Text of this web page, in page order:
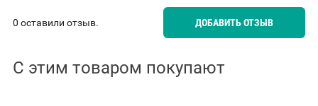
0 оставили отзыв. ДОБАВИТЬ ОТЗЫВ
С этим товаром покупают